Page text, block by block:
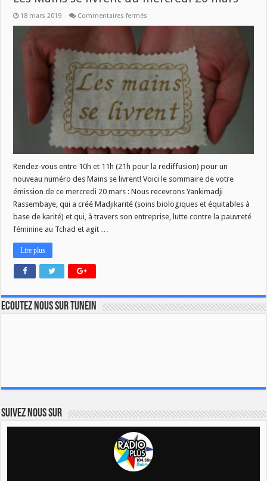
18 mars 2019 Commentaires fermés
du
mercredi
20
mars
Rendez-vous entre 10h et 11h (21h pour la rediffusion) pour un
nouveau numéro des Mains se livrent! Voici le sommaire de votre
émission de ce mercredi 20 mars : Nous recevrons Yankimadji
Rassembaye, qui a créé Madjikarité (soins biologiques et équitables à
base de karité) et qui, à travers son entreprise, lutte contre la pauvreté
féminine au Tchad et agit …
Lire plus
Ecoutez nous sur TuneIn
Suivez nous sur